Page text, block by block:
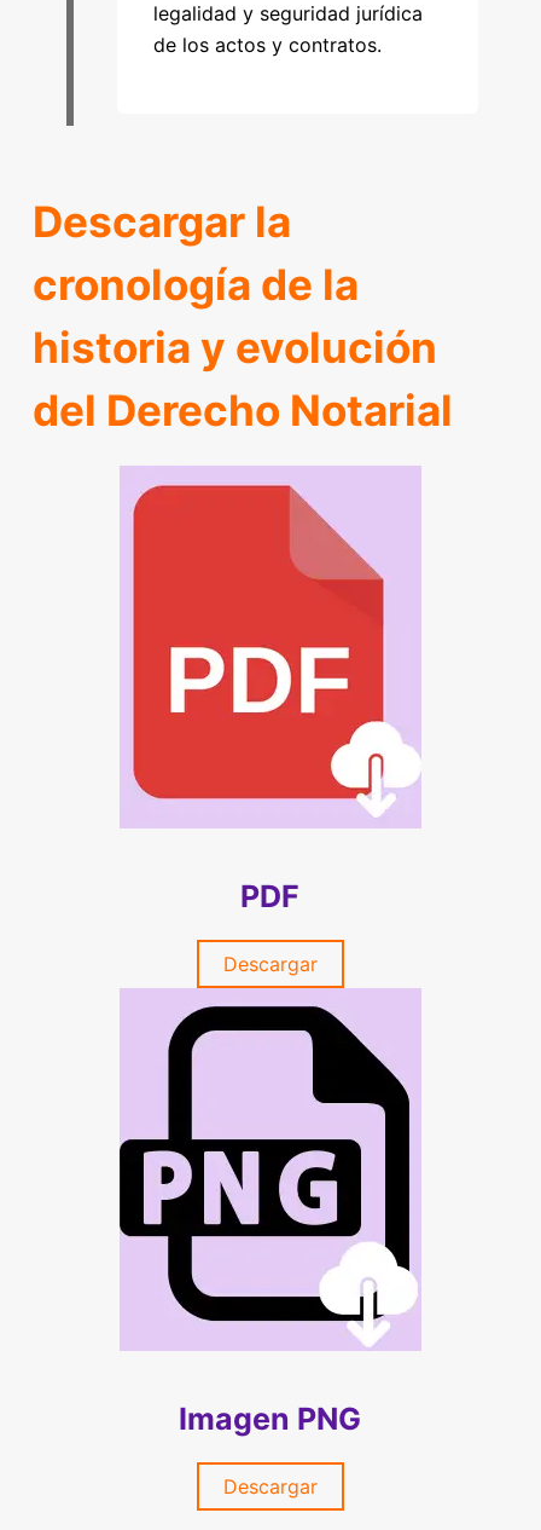
legalidad y seguridad jurídica
de los actos y contratos.
Descargar la
cronología de la
historia y evolución
del Derecho Notarial
PDF
Descargar
Imagen PNG
Descargar